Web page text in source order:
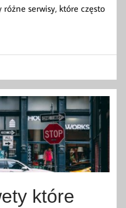
serwisy, które często
które